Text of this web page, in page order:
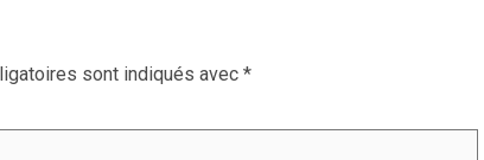
sont indiqués avec *